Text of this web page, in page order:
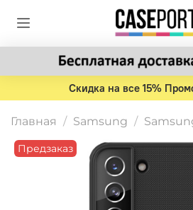
Скидка на все 15%
Главная Samsung
Предзаказ